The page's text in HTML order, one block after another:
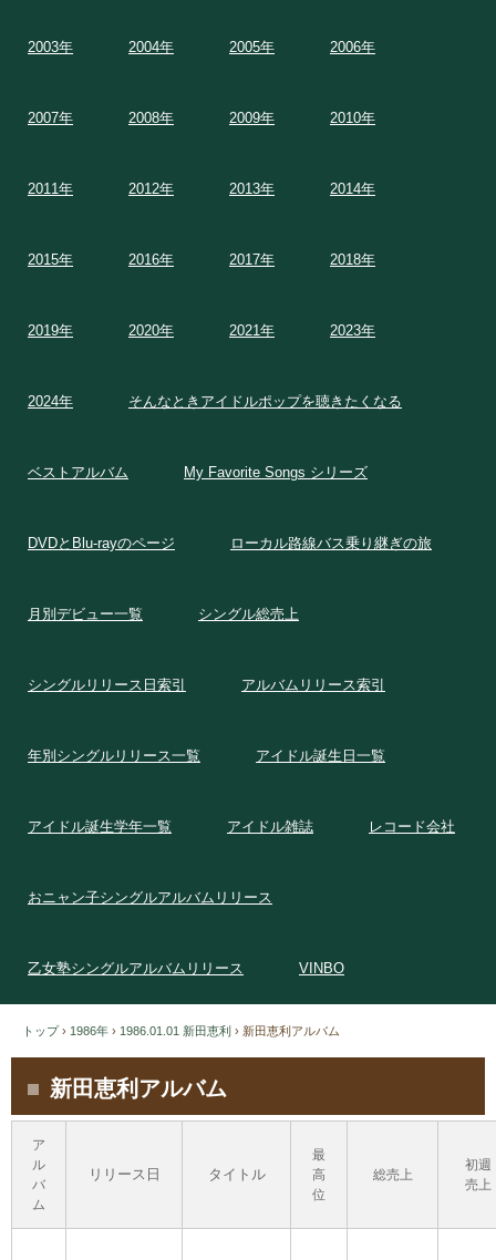
2003年 2004年 2005年 2006年
2007年 2008年 2009年 2010年
2011年 2012年 2013年 2014年
2015年 2016年 2017年 2018年
2019年 2020年 2021年 2023年
2024年 そんなときアイドルポップを聴きたくなる
ベストアルバム My Favorite Songs シリーズ
DVDとBlu-rayのページ ローカル路線バス乗り継ぎの旅
月別デビュー一覧 シングル総売上
シングルリリース日索引 アルバムリリース索引
年別シングルリリース一覧 アイドル誕生日一覧
アイドル誕生学年一覧 アイドル雑誌 レコード会社
おニャン子シングルアルバムリリース
乙女塾シングルアルバムリリース VINBO
トップ › 1986年 › 1986.01.01 新田恵利 › 新田恵利アルバム
新田恵利アルバム
ア
ル
バ
ム
リリース日 タイトル
最
高
位
総売上
初週
売上